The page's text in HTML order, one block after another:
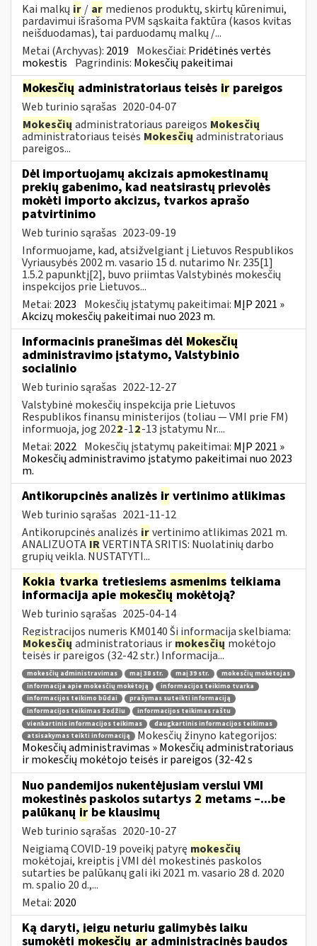
Kai malkų ir / ar medienos produktų, skirtų kūrenimui,
pardavimui išrašoma PVM sąskaita faktūra (kasos kvitas
neišduodamas), tai parduodamų malkų /...
Metai (Archyvas): 2019 Mokesčiai: Pridėtinės vertės
mokestis Pagrindinis: Mokesčių pakeitimai
Mokesčių administratoriaus teisės ir pareigos
Web turinio sąrašas 2020-04-07
Mokesčių administratoriaus pareigos Mokesčių
administratoriaus teisės Mokesčių administratoriaus
pareigos...
Dėl importuojamų akcizais apmokestinamų
prekių gabenimo, kad neatsirastų prievolės
mokėti importo akcizus, tvarkos aprašo
patvirtinimo
Web turinio sąrašas 2023-09-19
Informuojame, kad, atsižvelgiant į Lietuvos Respublikos
Vyriausybės 2002 m. vasario 15 d. nutarimo Nr. 235[1]
1.5.2 papunktį[2], buvo priimtas Valstybinės mokesčių
inspekcijos prie Lietuvos...
Metai: 2023 Mokesčių įstatymų pakeitimai: MĮP 2021 »
Akcizų mokesčių pakeitimai nuo 2023 m.
Informacinis pranešimas dėl Mokesčių
administravimo įstatymo, Valstybinio
socialinio
Web turinio sąrašas 2022-12-27
Valstybinė mokesčių inspekcija prie Lietuvos
Respublikos finansų ministerijos (toliau — VMI prie FM)
informuoja, jog 2022-12-13 įstatymu Nr....
Metai: 2022 Mokesčių įstatymų pakeitimai: MĮP 2021 »
Mokesčių administravimo įstatymo pakeitimai nuo 2023
m.
Antikorupcinės analizės ir vertinimo atlikimas
Web turinio sąrašas 2021-11-12
Antikorupcinės analizės irvertinimo atlikimas 2021 m.
ANALIZUOTA IRVERTINTA SRITIS: Nuolatinių darbo
grupių veikla. NUSTATYTI...
Kokia tvarka tretiesiems asmenims teikiama
informacija apie mokesčiųmokėtoją?
Web turinio sąrašas 2025-04-14
Registracijos numeris KM0140 Ši informacija skelbiama:
Mokesčių administratoriaus ir mokesčių mokėtojo
teisės ir pareigos (32-42 str.) Informacija...
mokesčių administravimas maį 38 str. maį 39 str.
mokesčių mokėtojas
informacija apie mokesčių mokėtoją
informacijos teikimo tvarka
informacijos teikimo būdai
prašymas suteikti informaciją
informacijos teikimas žodžiu
informacijos teikimas raštu
vienkartinis informacijos teikimas
daugkartinis informacijos teikimas
atsisakymas teikti informaciją
Mokesčių žinyno kategorijos:
Mokesčių administravimas » Mokesčių administratoriaus
ir mokesčių mokėtojo teisės ir pareigos (32-42 s
Nuo pandemijos nukentėjusiam verslui VMI
mokestinės paskolos sutartys 2 metams –...be
palūkanų ir be klausimų
Web turinio sąrašas 2020-10-27
Neigiamą COVID-19 poveikį patyrę mokesčių
mokėtojai, kreiptis į VMI dėl mokestinės paskolos
sutarties be palūkanų gali iki 2021 m. vasario 28 d. 2020
m. spalio 20 d.,...
Metai: 2020
Ką daryti, jeigu neturiu galimybės laiku
sumokėti mokesčių ar administracinės baudos